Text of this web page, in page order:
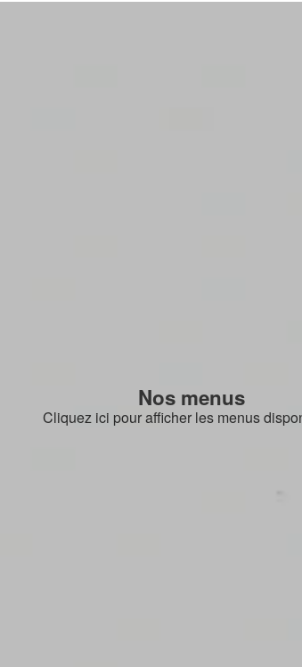
Nos menus
Cliquez ici pour afficher les menus